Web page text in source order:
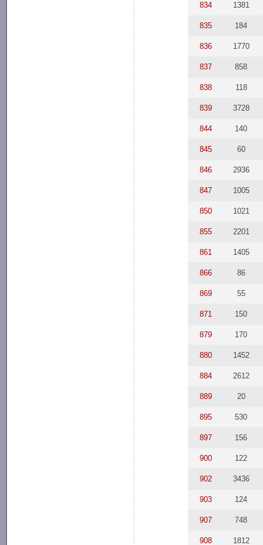
834 1381
835 184
836 1770
837 858
838 118
839 3728
844 140
845 60
846 2936
847 1005
850 1021
855 2201
861 1405
866 86
869 55
871 150
879 170
880 1452
884 2612
889 20
895 530
897 156
900 122
902 3436
903 124
907 748
908 1812